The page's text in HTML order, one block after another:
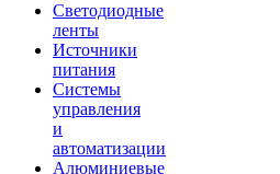
Светодиодные
ленты
Источники
питания
Системы
управления
и
автоматизации
Алюминиевые